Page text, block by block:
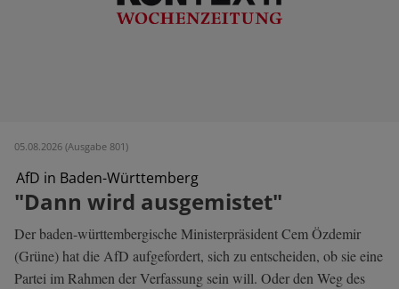
05.08.2026 (Ausgabe 801)
AfD in Baden-Württemberg
"Dann wird ausgemistet"
Der baden-württembergische Ministerpräsident Cem Özdemir
(Grüne) hat die AfD aufgefordert, sich zu entscheiden, ob sie eine
Partei im Rahmen der Verfassung sein will. Oder den Weg des